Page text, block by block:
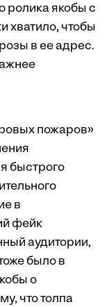
ролика якобы с
хватило, чтобы
в ее адрес.
пожаров»
быстрого
в
фейк
аудитории,
было в
о
что толпа